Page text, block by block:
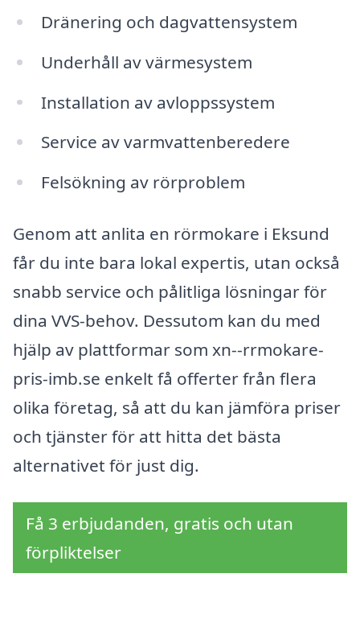
Dränering och dagvattensystem
Underhåll av värmesystem
Installation av avloppssystem
Service av varmvattenberedere
Felsökning av rörproblem
Genom att anlita en rörmokare i Eksund
får du inte bara lokal expertis, utan också
snabb service och pålitliga lösningar för
dina VVS-behov. Dessutom kan du med
hjälp av plattformar som xn--rrmokare-
pris-imb.se enkelt få offerter från flera
olika företag, så att du kan jämföra priser
och tjänster för att hitta det bästa
alternativet för just dig.
Få 3 erbjudanden, gratis och utan
förpliktelser